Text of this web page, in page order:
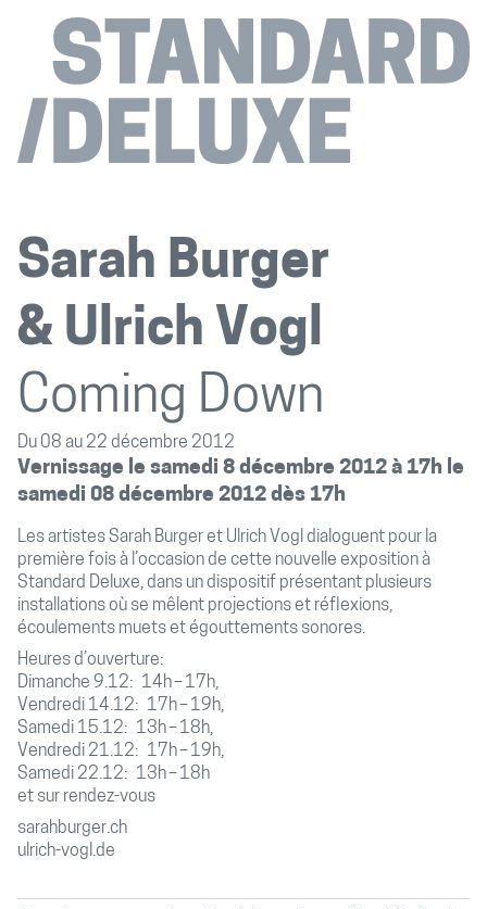
Sarah Burger
Ulrich Vogl
Coming Down
Du 08 au 22 décembre 2012
Vernissage le samedi 8 décembre 2012 à 17h le
samedi 08 décembre 2012 dès 17h
Les artistes Sarah Burger et Ulrich Vogl dialoguent pour la
première fois à l’occasion de cette nouvelle exposition à
Standard Deluxe, dans un dispositif présentant plusieurs
installations où se mêlent projections et réflexions,
écoulements muets et égouttements sonores.
Heures d’ouverture:
Dimanche 9.12: 14h – 17h,
Vendredi 14.12: 17h – 19h,
Samedi 15.12: 13h – 18h,
Vendredi 21.12: 17h – 19h,
Samedi 22.12: 13h – 18h
et sur rendez-vous
sarahburger.ch
ulrich-vogl.de